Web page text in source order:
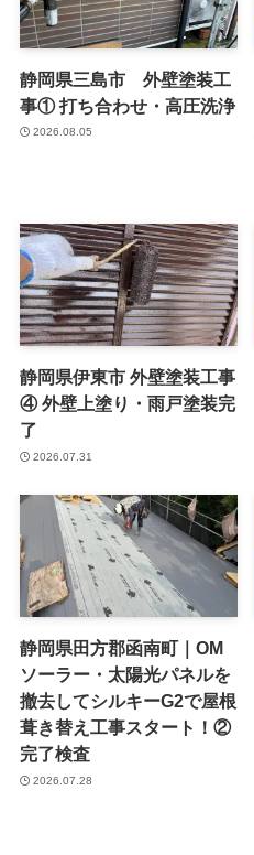
静岡県三島市 外壁塗装工
事① 打ち合わせ・高圧洗浄
2026.08.05
静岡県伊東市 外壁塗装工事
④ 外壁上塗り・雨戸塗装完
了
2026.07.31
静岡県田方郡函南町｜OM
ソーラー・太陽光パネルを
撤去してシルキーG2で屋根
葺き替え工事スタート！②
完了検査
2026.07.28